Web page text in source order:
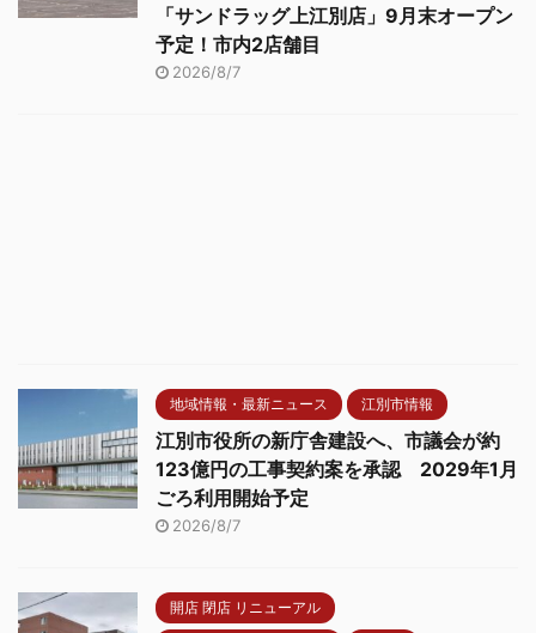
「サンドラッグ上江別店」9月末オープン
予定！市内2店舗目
2026/8/7
地域情報・最新ニュース 江別市情報
江別市役所の新庁舎建設へ、市議会が約
123億円の工事契約案を承認 2029年1月
ごろ利用開始予定
2026/8/7
開店 閉店 リニューアル